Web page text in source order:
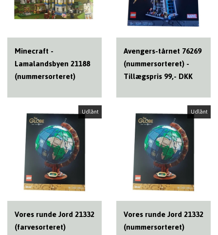
Minecraft -
Lamalandsbyen 21188
(nummersorteret)
Avengers-tårnet 76269
(nummersorteret) -
Tillægspris 99,- DKK
Udlånt
Vores runde Jord 21332
(farvesorteret)
Udlånt
Vores runde Jord 21332
(nummersorteret)